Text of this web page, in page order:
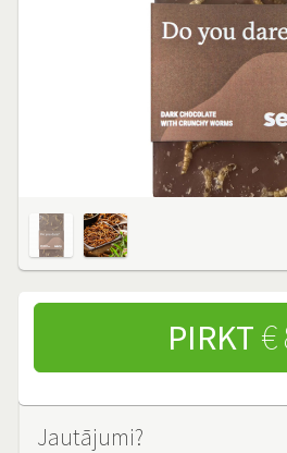
PIRKT €
Jautājumi?